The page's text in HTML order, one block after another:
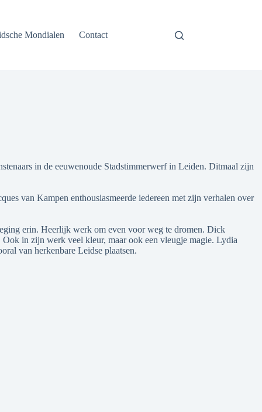
Mondialen Contact
in de eeuwenoude Stadstimmerwerf in Leiden. Ditmaal zijn
van Kampen enthousiasmeerde iedereen met zijn verhalen over
erin. Heerlijk werk om even voor weg te dromen. Dick
in zijn werk veel kleur, maar ook een vleugje magie. Lydia
van herkenbare Leidse plaatsen.